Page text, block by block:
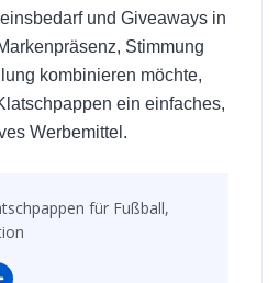
und Giveaways in
Stimmung
kombinieren möchte,
ein einfaches,
Werbemittel.
für Fußball,